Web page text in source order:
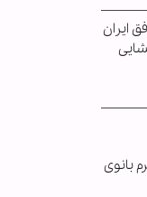
ایران
بانوی